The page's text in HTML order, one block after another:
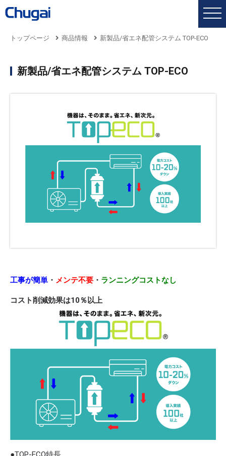
トップページ 商品情報 新製品/省エネ配管システム TOP-ECO
新製品/省エネ配管システム TOP-ECO
工事が簡単 ・ メンテ不要 ・ ランニングコストなし
コスト削減効果は10％以上